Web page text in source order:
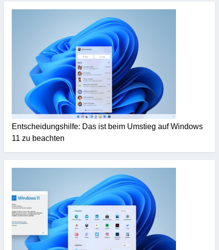
Entscheidungshilfe: Das ist beim Umstieg auf Windows
11 zu beachten